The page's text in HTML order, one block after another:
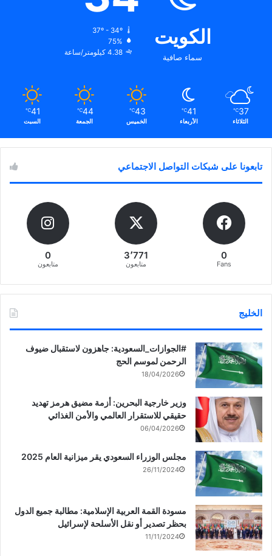
الكويت
سماء صافية
37º - 34º
75%
4.38 كيلومتر/ساعة
37
℃
الثلاثاء
41
℃
الأربعاء
43
℃
الخميس
44
℃
الجمعة
41
℃
السبت
تابعونا على شبكات التواصل الاجتماعي
0
Fans
3٬771
متابعون
0
متابعون
الخليج
‏‎#الجوازات_السعودية: جاهزون لاستقبال ضيوف
الرحمن لموسم الحج
18/04/2026
وزير خارجية البحرين: أزمة مضيق هرمز تهديد
حقيقي للاستقرار العالمي والأمن الغذائي
06/04/2026
مجلس الوزراء السعودي يقر ميزانية العام 2025
26/11/2024
مسودة القمة العربية الإسلامية: مطالبة جميع الدول
بحظر تصدير أو نقل الأسلحة لإسرائيل
11/11/2024